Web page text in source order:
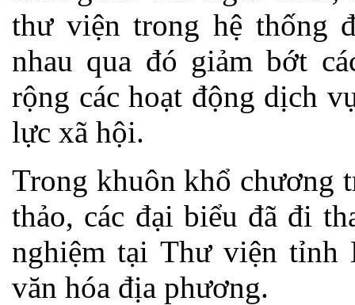
thư viện trong hệ thống
nhau qua đó giảm bớt
rộng các hoạt động dịch
lực xã hội.
Trong khuôn khổ chương
thảo, các đại biểu đã đi
nghiệm tại Thư viện
văn hóa địa phương.